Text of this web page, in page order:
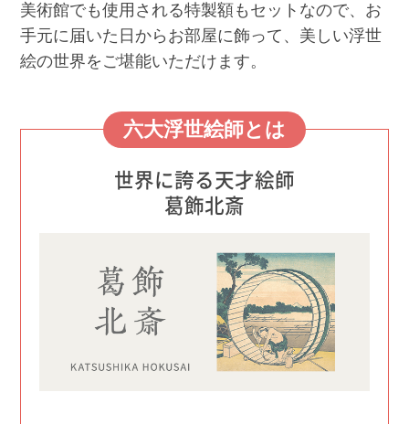
美術館でも使用される特製額もセットなので、お
手元に届いた日からお部屋に飾って、美しい浮世
絵の世界をご堪能いただけます。
六大浮世絵師とは
世界に誇る天才絵師
葛飾北斎